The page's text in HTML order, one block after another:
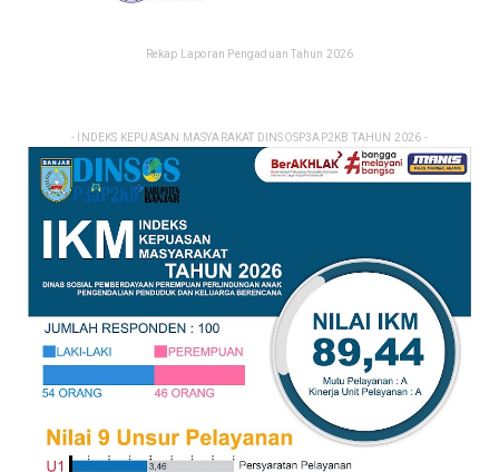
Rekap Laporan Pengaduan Tahun 2026
- INDEKS KEPUASAN MASYARAKAT DINSOSP3AP2KB TAHUN 2026 -